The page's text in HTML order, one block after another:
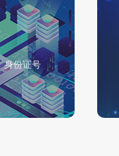
身份证号